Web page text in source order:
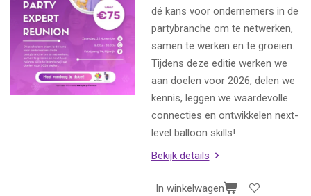
dé kans voor ondernemers in de
partybranche om te netwerken,
samen te werken en te groeien.
Tijdens deze editie werken we
aan doelen voor 2026, delen we
kennis, leggen we waardevolle
connecties en ontwikkelen next-
level balloon skills!
Bekijk details
In winkelwagen